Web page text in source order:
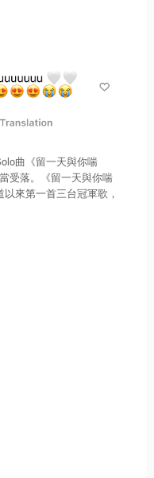
曲《留一天與你喘
受落。《留一天與你喘
以來第一首三台冠軍歌，